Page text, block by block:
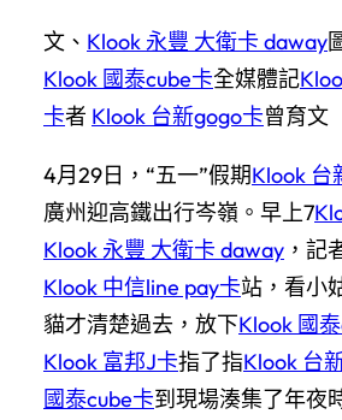
文、 Klook 永豐 大衛卡 daway
Klook 國泰cube卡全媒體記
卡者 Klook 台新gogo卡曾育文
4月29日，“五一”假期Klook 台
廣州迎高鐵出行岑嶺。早上7
Klook 永豐 大衛卡 daway ，記
Klook 中信line pay卡站，看小
貓才清楚過去，放下Klook 國
Klook 富邦J卡指了指Klook 台
國泰cube卡到現場湊集了年夜